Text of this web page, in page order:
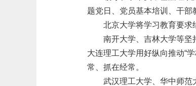
题党日、党员基本培训、干部
北京大学将学习教育要求
南开大学、吉林大学等坚
大连理工大学用好纵向推动“
常、抓在经常。
武汉理工大学、华中师范